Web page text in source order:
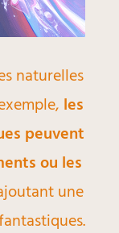
naturelles
les
peuvent
ou les
une